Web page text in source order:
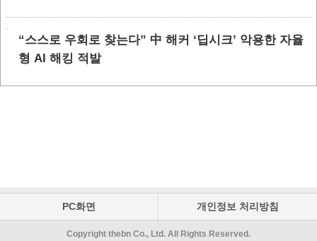
“스스로 우회로 찾는다” 中 해커 ‘딥시크’ 악용한 자율
형 AI 해킹 적발
PC화면 개인정보 처리방침
Copyright thebn Co., Ltd. All Rights Reserved.